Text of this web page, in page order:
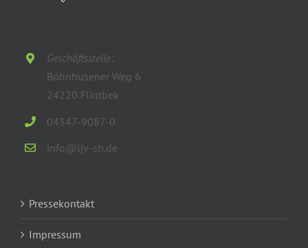
Geschäftsstelle:
Böhnhusener Weg 6
24220 Flintbek
04347-9087-0
info@ljv-sh.de
Pressekontakt
Impressum